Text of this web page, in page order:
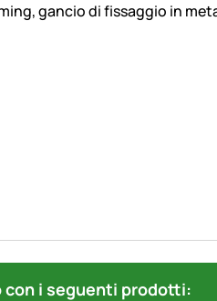
gancio di fissaggio in
i seguenti prodotti: